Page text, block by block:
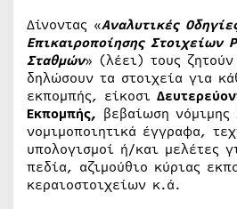
Δίνοντας «Αναλυτικές
Επικαιροποίησης Στοιχείων
Σταθμών» (λέει) τους
δηλώσουν τα στοιχεία για
εκπομπής, είκοσι
Εκπομπής, βεβαίωση νόμιμης
νομιμοποιητικά έγγραφα,
υπολογισμοί ή/και μελέτες
πεδία, αζιμούθιο κύριας
κεραιοστοιχείων κ.ά.